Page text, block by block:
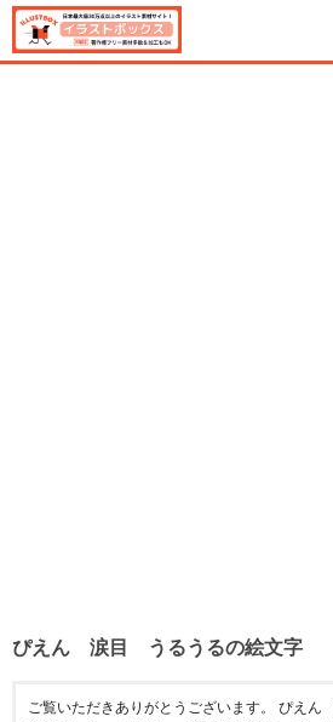
ぴえん 涙目 うるうるの絵文字
ご覧いただきありがとうございます。 ぴえ